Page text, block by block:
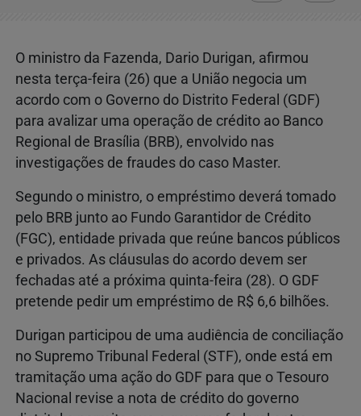
O ministro da Fazenda, Dario Durigan, afirmou
nesta terça-feira (26) que a União negocia um
acordo com o Governo do Distrito Federal (GDF)
para avalizar uma operação de crédito ao Banco
Regional de Brasília (BRB), envolvido nas
investigações de fraudes do caso Master.
Segundo o ministro, o empréstimo deverá tomado
pelo BRB junto ao Fundo Garantidor de Crédito
(FGC), entidade privada que reúne bancos públicos
e privados. As cláusulas do acordo devem ser
fechadas até a próxima quinta-feira (28). O GDF
pretende pedir um empréstimo de R$ 6,6 bilhões.
Durigan participou de uma audiência de conciliação
no Supremo Tribunal Federal (STF), onde está em
tramitação uma ação do GDF para que o Tesouro
Nacional revise a nota de crédito do governo